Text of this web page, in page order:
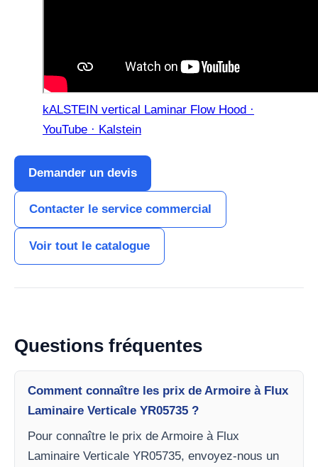
kALSTEIN vertical Laminar Flow Hood ·
YouTube · Kalstein
Demander un devis
Contacter le service commercial
Voir tout le catalogue
Questions fréquentes
Comment connaître les prix de Armoire à Flux
Laminaire Verticale YR05735 ?
Pour connaître le prix de Armoire à Flux
Laminaire Verticale YR05735, envoyez-nous un